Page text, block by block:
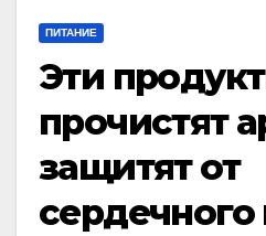
ПИТАНИЕ
Эти
прочистят
защитят от
сердечного